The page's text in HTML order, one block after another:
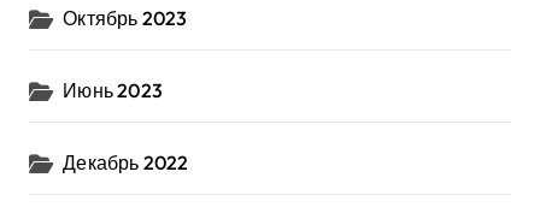
Октябрь 2023
Июнь 2023
Декабрь 2022